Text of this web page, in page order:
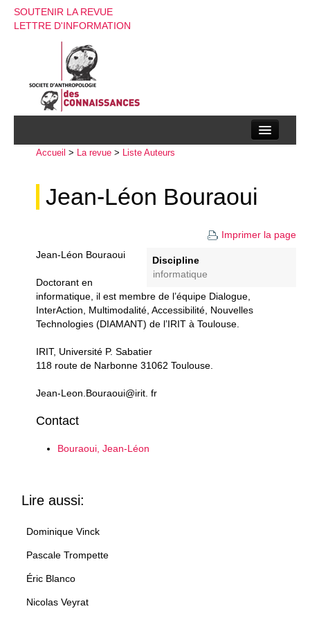
SOUTENIR LA REVUE
LETTRE D'INFORMATION
La société d’anthropologie des connaissances
Recherches
Instructions aux auteurs
Evenements
Accueil > La revue > Liste Auteurs
Jean-Léon Bouraoui
Imprimer la page
Discipline
informatique
Jean-Léon Bouraoui
Doctorant en
informatique, il est membre de l’équipe Dialogue,
InterAction, Multimodalité, Accessibilité, Nouvelles
Technologies (DIAMANT) de l’IRIT à Toulouse.
IRIT, Université P. Sabatier
118 route de Narbonne 31062 Toulouse.
Jean-Leon.Bouraoui@irit. fr
Contact
Bouraoui, Jean-Léon
Lire aussi:
Dominique Vinck
Pascale Trompette
Éric Blanco
Nicolas Veyrat